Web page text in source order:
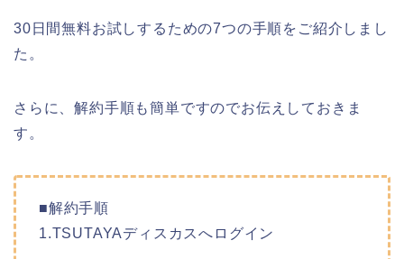
30日間無料お試しするための7つの手順をご紹介しまし
た。
さらに、解約手順も簡単ですのでお伝えしておきま
す。
■解約手順
1.TSUTAYAディスカスへログイン